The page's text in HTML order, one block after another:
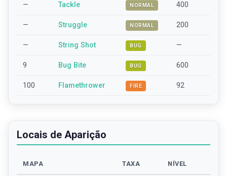
— Tackle NORMAL 400
— Struggle NORMAL 200
— String Shot BUG —
9 Bug Bite BUG 600
100 Flamethrower FIRE 92
Locais de Aparição
MAPA TAXA NÍVEL